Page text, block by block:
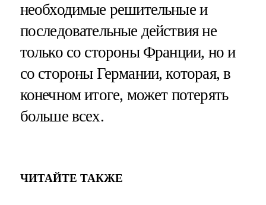
необходимые решительные и
последовательные действия не
только со стороны Франции, но и
со стороны Германии, которая, в
конечном итоге, может потерять
больше всех.
ЧИТАЙТЕ ТАКЖЕ